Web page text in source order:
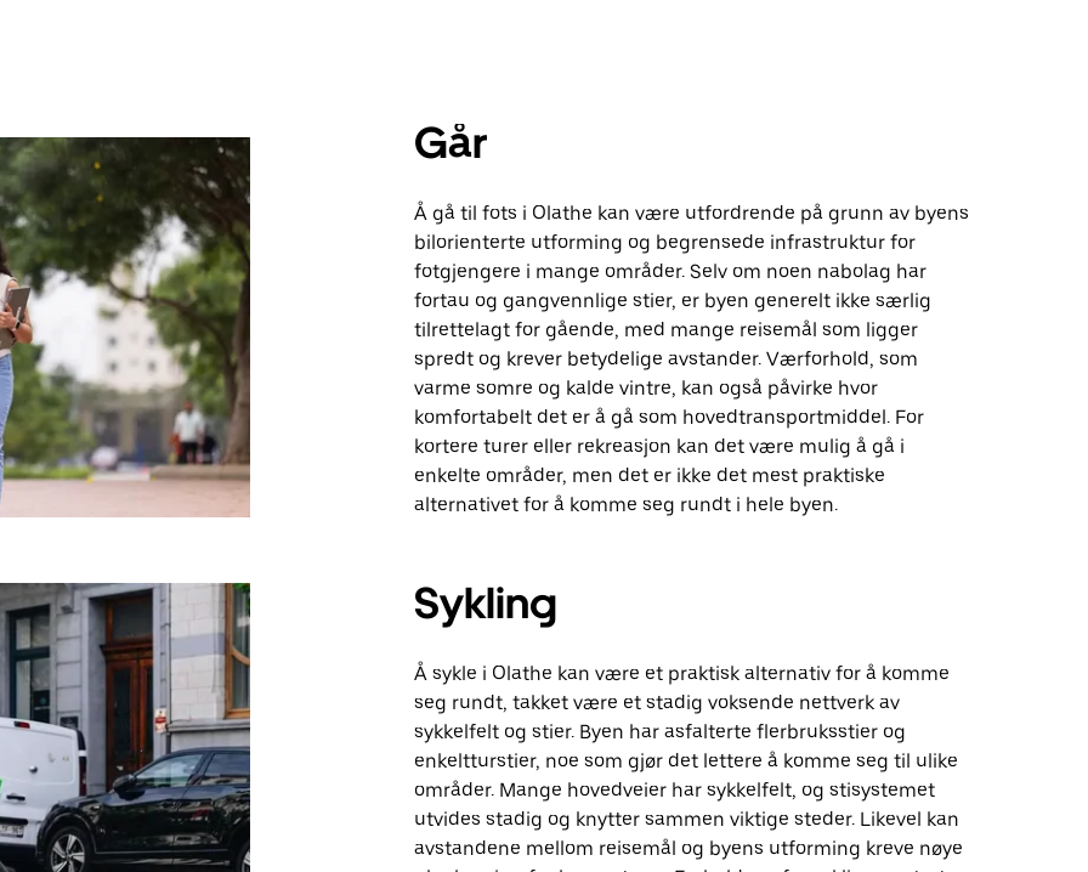
Går
Å gå til fots i Olathe kan være utfordrende på grunn av byens
bilorienterte utforming og begrensede infrastruktur for
fotgjengere i mange områder. Selv om noen nabolag har
fortau og gangvennlige stier, er byen generelt ikke særlig
tilrettelagt for gående, med mange reisemål som ligger
spredt og krever betydelige avstander. Værforhold, som
varme somre og kalde vintre, kan også påvirke hvor
komfortabelt det er å gå som hovedtransportmiddel. For
kortere turer eller rekreasjon kan det være mulig å gå i
enkelte områder, men det er ikke det mest praktiske
alternativet for å komme seg rundt i hele byen.
Sykling
Å sykle i Olathe kan være et praktisk alternativ for å komme
seg rundt, takket være et stadig voksende nettverk av
sykkelfelt og stier. Byen har asfalterte flerbruksstier og
enkeltturstier, noe som gjør det lettere å komme seg til ulike
områder. Mange hovedveier har sykkelfelt, og stisystemet
utvides stadig og knytter sammen viktige steder. Likevel kan
avstandene mellom reisemål og byens utforming kreve nøye